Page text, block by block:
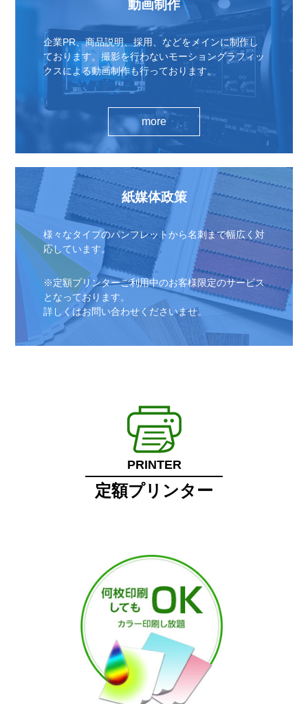
動画制作
企業PR、商品説明、採用、などをメインに制作し
ております。撮影を行わないモーショングラフィッ
クスによる動画制作も行っております。
more
紙媒体政策
様々なタイプのパンフレットから名刺まで幅広く対
応しています。
※定額プリンターご利用中のお客様限定のサービス
となっております。
詳しくはお問い合わせくださいませ。
PRINTER
定額プリンター